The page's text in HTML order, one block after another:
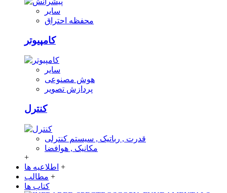
سایر
محفظه احتراق
کامپیوتر
سایر
هوش مصنوعی
پردازش تصویر
کنترل
قدرت , رباتیک , سیستم کنترلی
مکانیک , هوافضا
+
اطلاعیه ها +
مطالب +
کتاب ها